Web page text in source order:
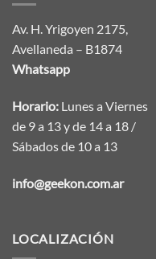
Av. H. Yrigoyen 2175,
Avellaneda – B1874
Whatsapp
Horario: Lunes a Viernes
de 9 a 13 y de 14 a 18 /
Sábados de 10 a 13
info@geekon.com.ar
LOCALIZACIÓN